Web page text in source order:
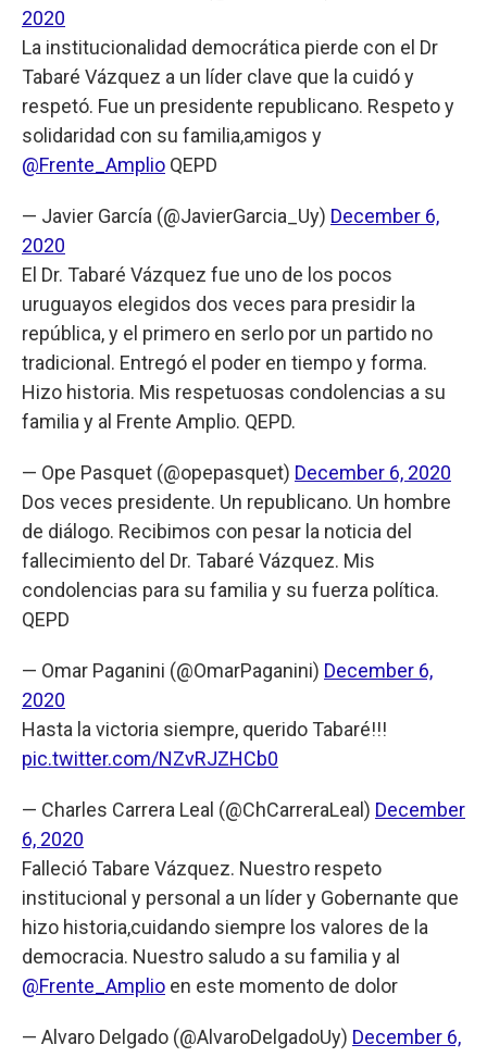
2020
La institucionalidad democrática pierde con el Dr
Tabaré Vázquez a un líder clave que la cuidó y
respetó. Fue un presidente republicano. Respeto y
solidaridad con su familia,amigos y
@Frente_Amplio QEPD
— Javier García (@JavierGarcia_Uy) December 6,
2020
El Dr. Tabaré Vázquez fue uno de los pocos
uruguayos elegidos dos veces para presidir la
república, y el primero en serlo por un partido no
tradicional. Entregó el poder en tiempo y forma.
Hizo historia. Mis respetuosas condolencias a su
familia y al Frente Amplio. QEPD.
— Ope Pasquet (@opepasquet) December 6, 2020
Dos veces presidente. Un republicano. Un hombre
de diálogo. Recibimos con pesar la noticia del
fallecimiento del Dr. Tabaré Vázquez. Mis
condolencias para su familia y su fuerza política.
QEPD
— Omar Paganini (@OmarPaganini) December 6,
2020
Hasta la victoria siempre, querido Tabaré!!!
pic.twitter.com/NZvRJZHCb0
— Charles Carrera Leal (@ChCarreraLeal) December
6, 2020
Falleció Tabare Vázquez. Nuestro respeto
institucional y personal a un líder y Gobernante que
hizo historia,cuidando siempre los valores de la
democracia. Nuestro saludo a su familia y al
@Frente_Amplio en este momento de dolor
— Alvaro Delgado (@AlvaroDelgadoUy) December 6,